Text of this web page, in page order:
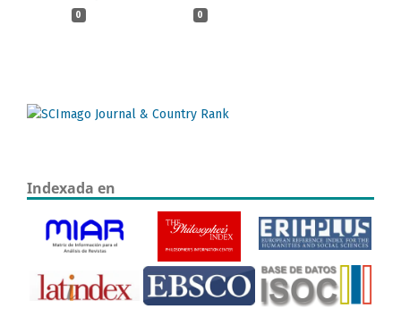
0 0
Indexada en